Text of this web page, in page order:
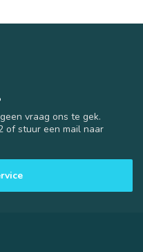
vraag ons te gek.
of stuur een mail naar